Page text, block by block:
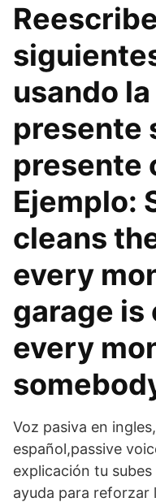
usando
presente
presente
Ejemplo:
cleans
every
garage is
every
Voz pasiva en
español,passive
explicación tu
ayuda para